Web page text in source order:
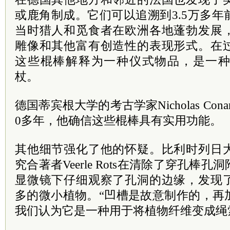
或鹿角制成。它们可以追溯到3.5万多年
当时猎人和觅食者在欧洲各地蓬勃发展
雕像和其他富有创造性的表现形式。在
这些棍棒解释为一种仪式物品，是一
杖。
德国蒂宾根大学的考古学家Nicholas
0多年，他确信这些棍棒具有实用功能。
其他细节强化了他的怀疑。比利时列日
究合著者Veerle Rots在清除了穿孔棒孔
显微镜下仔细观察了孔洞的边缘，发现
多的微小植物。“凹槽是故意制作的，
我们认为它是一种用于将植物纤维变成绳